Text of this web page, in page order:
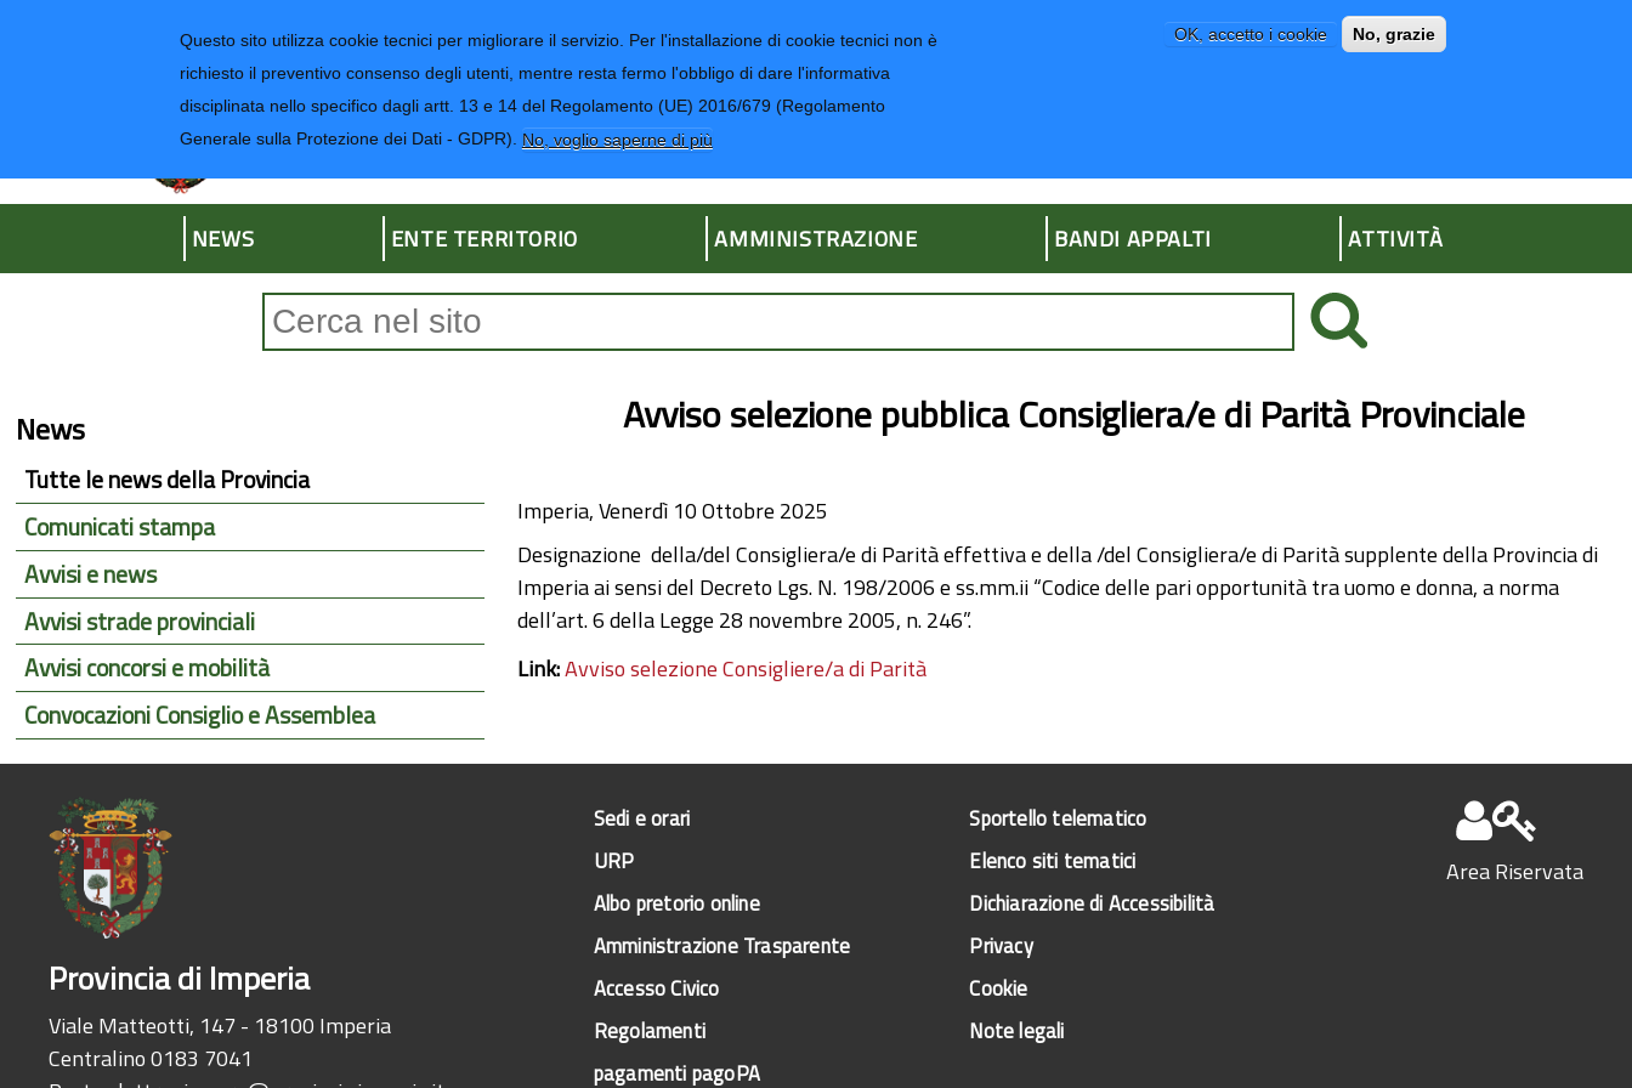
Questo sito utilizza cookie tecnici per migliorare il servizio. Per l'installazione di cookie tecnici non è
richiesto il preventivo consenso degli utenti, mentre resta fermo l'obbligo di dare l'informativa
disciplinata nello specifico dagli artt. 13 e 14 del Regolamento (UE) 2016/679 (Regolamento
Generale sulla Protezione dei Dati - GDPR). No, voglio saperne di più
OK, accetto i cookie No, grazie
Regione Liguria
Provincia di Imperia
NEWS ENTE TERRITORIO AMMINISTRAZIONE BANDI APPALTI ATTIVITÀ
Avviso selezione pubblica Consigliera/e di Parità Provinciale
Imperia, Venerdì 10 Ottobre 2025
Designazione della/del Consigliera/e di Parità effettiva e della /del Consigliera/e di Parità supplente della Provincia di
Imperia ai sensi del Decreto Lgs. N. 198/2006 e ss.mm.ii “Codice delle pari opportunità tra uomo e donna, a norma
dell’art. 6 della Legge 28 novembre 2005, n. 246”.
Link:Avviso selezione Consigliere/a di Parità
News
Tutte le news della Provincia
Comunicati stampa
Avvisi e news
Avvisi strade provinciali
Avvisi concorsi e mobilità
Convocazioni Consiglio e Assemblea
Provincia di Imperia
Viale Matteotti, 147 - 18100 Imperia
Centralino 0183 7041
Sedi e orari
URP
Albo pretorio online
Amministrazione Trasparente
Accesso Civico
Regolamenti
pagamenti pagoPA
Sportello telematico
Elenco siti tematici
Dichiarazione di Accessibilità
Privacy
Cookie
Note legali
Area Riservata